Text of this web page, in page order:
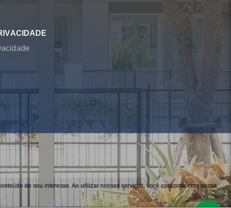
de seu interesse. Ao utilizar nossos serviços, você concorda com nossa